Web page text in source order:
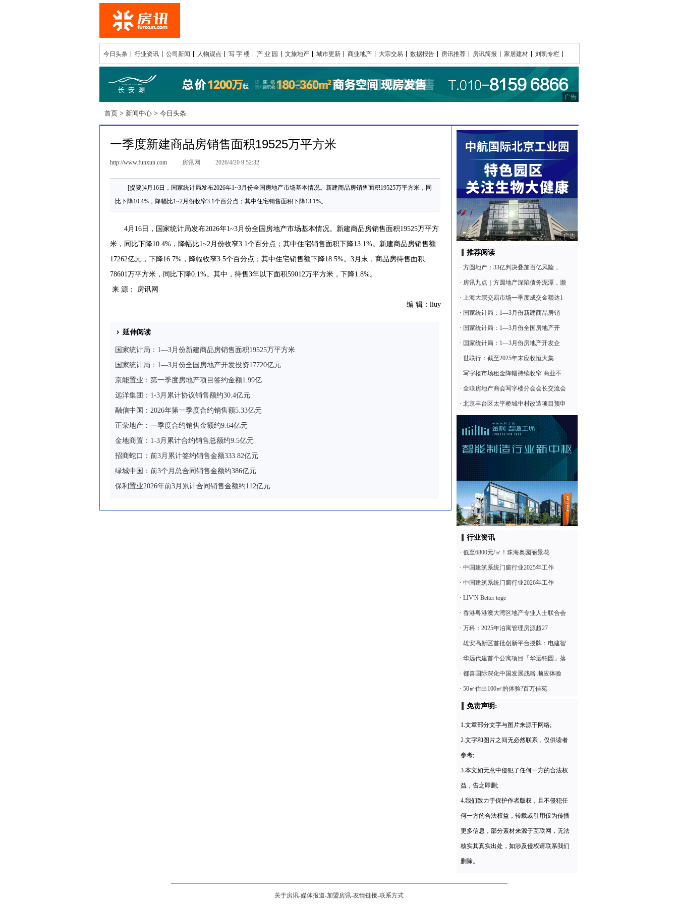
今日头条 行业资讯 公司新闻 人物观点 写 字 楼 产 业 园 文旅地产 城市更新 商业地产 大宗交易 数据报告 房讯推荐 房讯简报 家居建材 刘凯专栏
广告
首页 > 新闻中心 > 今日头条
一季度新建商品房销售面积19525万平方米
http://www.funxun.com 房讯网 2026/4/20 9:52:32
[提要]4月16日，国家统计局发布2026年1~3月份全国房地产市场基本情况。新建商品房销售面积19525万平方米，同
比下降10.4%，降幅比1~2月份收窄3.1个百分点；其中住宅销售面积下降13.1%。
4月16日，国家统计局发布2026年1~3月份全国房地产市场基本情况。新建商品房销售面积19525万平方
米，同比下降10.4%，降幅比1~2月份收窄3.1个百分点；其中住宅销售面积下降13.1%。新建商品房销售额
17262亿元，下降16.7%，降幅收窄3.5个百分点；其中住宅销售额下降18.5%。3月末，商品房待售面积
78601万平方米，同比下降0.1%。其中，待售3年以下面积59012万平方米，下降1.8%。
来 源： 房讯网
编 辑：liuy
延伸阅读
国家统计局：1—3月份新建商品房销售面积19525万平方米
国家统计局：1—3月份全国房地产开发投资17720亿元
京能置业：第一季度房地产项目签约金额1.99亿
远洋集团：1-3月累计协议销售额约30.4亿元
融信中国：2026年第一季度合约销售额5.33亿元
正荣地产：一季度合约销售金额约9.64亿元
金地商置：1-3月累计合约销售总额约9.5亿元
招商蛇口：前3月累计签约销售金额333.82亿元
绿城中国：前3个月总合同销售金额约386亿元
保利置业2026年前3月累计合同销售金额约112亿元
广告
推荐阅读
· 方圆地产：33亿判决叠加百亿风险，
· 房讯九点｜方圆地产深陷债务泥潭，濒
· 上海大宗交易市场一季度成交金额达1
· 国家统计局：1—3月份新建商品房销
· 国家统计局：1—3月份全国房地产开
· 国家统计局：1—3月份房地产开发企
· 世联行：截至2025年末应收恒大集
· 写字楼市场租金降幅持续收窄 商业不
· 全联房地产商会写字楼分会会长交流会
· 北京丰台区太平桥城中村改造项目预申
行业资讯
· 低至6800元/㎡！珠海奥园丽景花
· 中国建筑系统门窗行业2025年工作
· 中国建筑系统门窗行业2026年工作
· LIV'N Better toge
· 香港粤港澳大湾区地产专业人士联合会
· 万科：2025年泊寓管理房源超27
· 雄安高新区首批创新平台授牌：电建智
· 华远代建首个公寓项目「华远铂园」落
· 都喜国际深化中国发展战略 顺应体验
· 50㎡住出100㎡的体验?百万佳苑
免责声明:
1.文章部分文字与图片来源于网络;
2.文字和图片之间无必然联系，仅供读者
参考;
3.本文如无意中侵犯了任何一方的合法权
益，告之即删;
4.我们致力于保护作者版权，且不侵犯任
何一方的合法权益，转载或引用仅为传播
更多信息，部分素材来源于互联网，无法
核实其真实出处，如涉及侵权请联系我们
删除。
关于房讯-媒体报道-加盟房讯-友情链接-联系方式